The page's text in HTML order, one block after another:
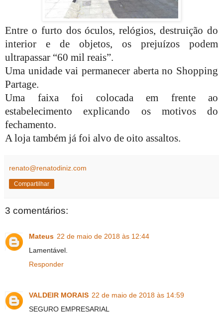
Entre o furto dos óculos, relógios, destruição do
interior e de objetos, os prejuízos podem
ultrapassar “60 mil reais”.
Uma unidade vai permanecer aberta no Shopping
Partage.
Uma faixa foi colocada em frente ao
estabelecimento explicando os motivos do
fechamento.
A loja também já foi alvo de oito assaltos.
renato@renatodiniz.com
Compartilhar
3 comentários:
Mateus 22 de maio de 2018 às 12:44
Lamentável.
Responder
VALDEIR MORAIS 22 de maio de 2018 às 14:59
SEGURO EMPRESARIAL